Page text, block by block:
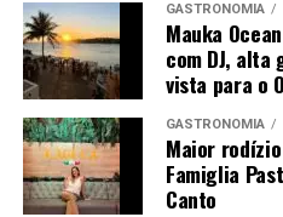
Ou ainda na bilheteria do
sábado, das 10h às 20h
Informações
: (27) 3232-
GASTRONOMIA
Mauka
com DJ, alta
vista para o
GASTRONOMIA
Maior
Famiglia
Canto